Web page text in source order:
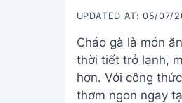
UPDATED AT: 05/07/
Cháo gà là món
thời tiết trở lạnh,
hơn. Với công
thơm ngon ngay